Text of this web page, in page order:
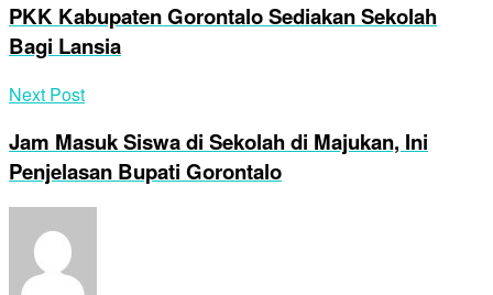
PKK Kabupaten Gorontalo Sediakan Sekolah
Bagi Lansia
Next Post
Jam Masuk Siswa di Sekolah di Majukan, Ini
Penjelasan Bupati Gorontalo